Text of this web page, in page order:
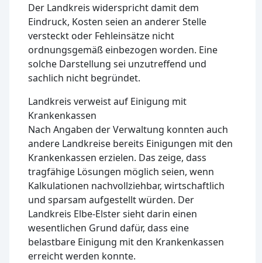
Der Landkreis widerspricht damit dem
Eindruck, Kosten seien an anderer Stelle
versteckt oder Fehleinsätze nicht
ordnungsgemäß einbezogen worden. Eine
solche Darstellung sei unzutreffend und
sachlich nicht begründet.
Landkreis verweist auf Einigung mit
Krankenkassen
Nach Angaben der Verwaltung konnten auch
andere Landkreise bereits Einigungen mit den
Krankenkassen erzielen. Das zeige, dass
tragfähige Lösungen möglich seien, wenn
Kalkulationen nachvollziehbar, wirtschaftlich
und sparsam aufgestellt würden. Der
Landkreis Elbe-Elster sieht darin einen
wesentlichen Grund dafür, dass eine
belastbare Einigung mit den Krankenkassen
erreicht werden konnte.